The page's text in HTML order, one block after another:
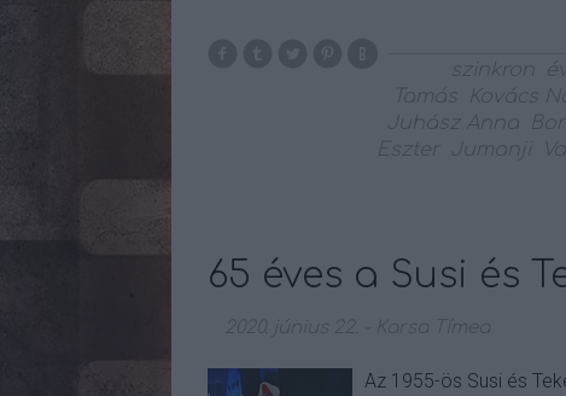
szinkron
Tamás
Kovács
Juhász Anna
Eszter
Jumanji
65 éves a Susi és
2020. június 22. Karsa Tímea
Az 1955-ös Susi és